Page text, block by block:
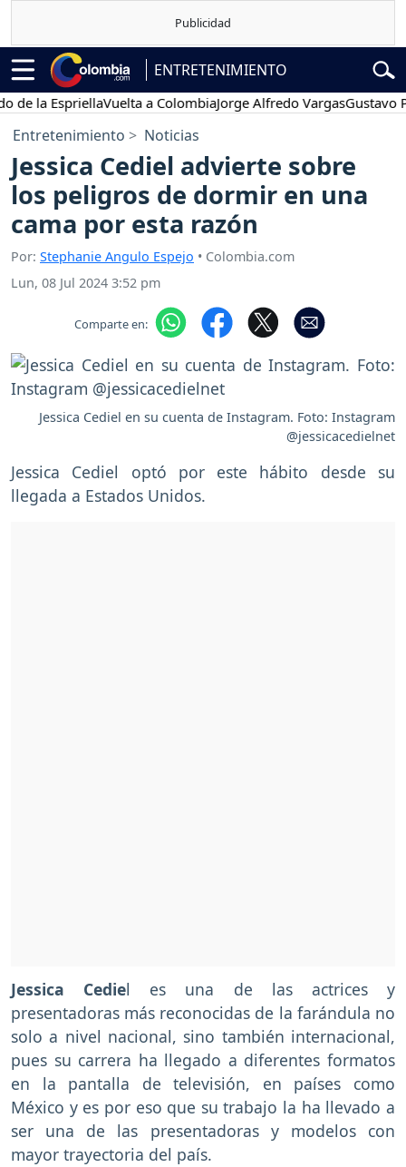
ENTRETENIMIENTO
la EspriellaVuelta a ColombiaJorge Alfredo VargasGustavo Petro
Entretenimiento Noticias
Jessica Cediel advierte sobre
los peligros de dormir en una
cama por esta razón
Por: Stephanie Angulo Espejo • Colombia.com
Lun, 08 Jul 2024 3:52 pm
Comparte en:
Jessica Cediel en su cuenta de Instagram. Foto: Instagram
@jessicacedielnet
Jessica Cediel optó por este hábito desde su
llegada a Estados Unidos.
Jessica Cediel es una de las actrices y
presentadoras más reconocidas de la farándula no
solo a nivel nacional, sino también internacional,
pues su carrera ha llegado a diferentes formatos
en la pantalla de televisión, en países como
México y es por eso que su trabajo la ha llevado a
ser una de las presentadoras y modelos con
mayor trayectoria del país.